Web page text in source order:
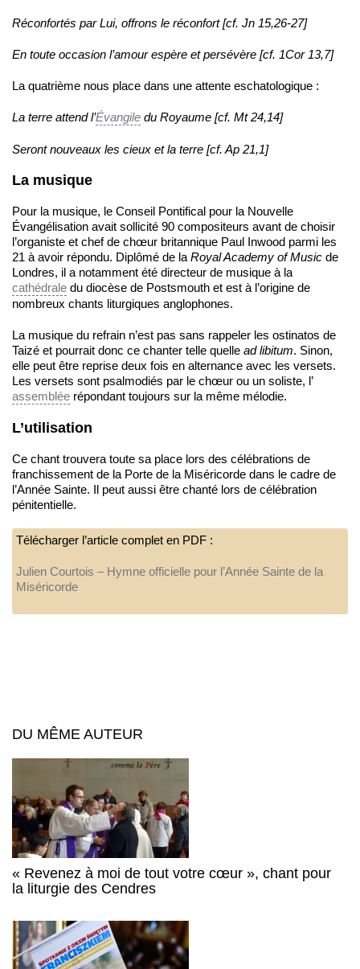
Réconfortés par Lui, offrons le réconfort [cf. Jn 15,26-27]
En toute occasion l’amour espère et persévère [cf. 1Cor 13,7]
La quatrième nous place dans une attente eschatologique :
La terre attend l’Évangile du Royaume [cf. Mt 24,14]
Seront nouveaux les cieux et la terre [cf. Ap 21,1]
La musique
Pour la musique, le Conseil Pontifical pour la Nouvelle
Évangélisation avait sollicité 90 compositeurs avant de choisir
l’organiste et chef de chœur britannique Paul Inwood parmi les
21 à avoir répondu. Diplômé de la Royal Academy of Music de
Londres, il a notamment été directeur de musique à la
cathédrale du diocèse de Postsmouth et est à l’origine de
nombreux chants liturgiques anglophones.
La musique du refrain n’est pas sans rappeler les ostinatos de
Taizé et pourrait donc ce chanter telle quelle ad libitum. Sinon,
elle peut être reprise deux fois en alternance avec les versets.
Les versets sont psalmodiés par le chœur ou un soliste, l’
assemblée répondant toujours sur la même mélodie.
L’utilisation
Ce chant trouvera toute sa place lors des célébrations de
franchissement de la Porte de la Miséricorde dans le cadre de
l’Année Sainte. Il peut aussi être chanté lors de célébration
pénitentielle.
Télécharger l’article complet en PDF :
Julien Courtois – Hymne officielle pour l’Année Sainte de la
Miséricorde
DU MÊME AUTEUR
« Revenez à moi de tout votre cœur », chant pour
la liturgie des Cendres